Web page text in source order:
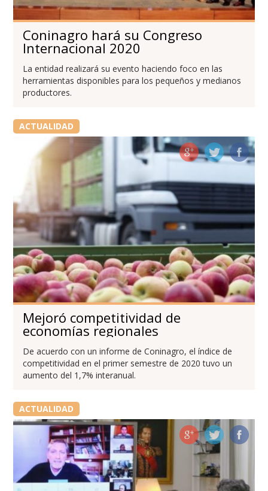
Coninagro hará su Congreso
Internacional 2020
La entidad realizará su evento haciendo foco en las
herramientas disponibles para los pequeños y medianos
productores.
ACTUALIDAD
Mejoró competitividad de
economías regionales
De acuerdo con un informe de Coninagro, el índice de
competitividad en el primer semestre de 2020 tuvo un
aumento del 1,7% interanual.
ACTUALIDAD